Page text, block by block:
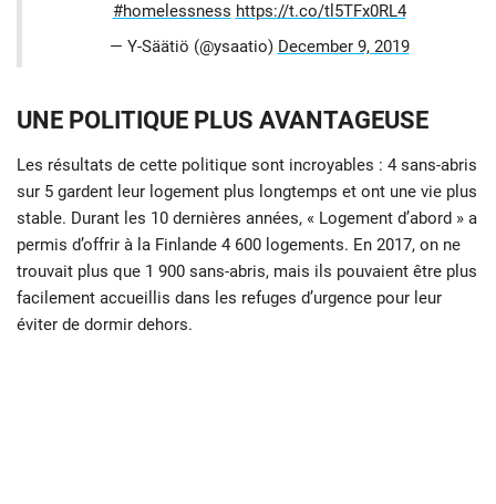
#homelessness https://t.co/tl5TFx0RL4
— Y-Säätiö (@ysaatio) December 9, 2019
UNE POLITIQUE PLUS AVANTAGEUSE
Les résultats de cette politique sont incroyables : 4 sans-abris
sur 5 gardent leur logement plus longtemps et ont une vie plus
stable. Durant les 10 dernières années, « Logement d’abord » a
permis d’offrir à la Finlande 4 600 logements. En 2017, on ne
trouvait plus que 1 900 sans-abris, mais ils pouvaient être plus
facilement accueillis dans les refuges d’urgence pour leur
éviter de dormir dehors.